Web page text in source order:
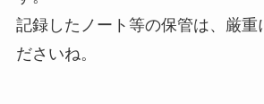
記録したノート等の保管は、厳重
ださいね。